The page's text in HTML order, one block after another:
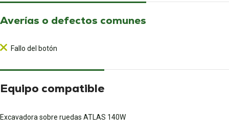
Averías o defectos comunes
Fallo del botón
Equipo compatible
Excavadora sobre ruedas ATLAS 140W